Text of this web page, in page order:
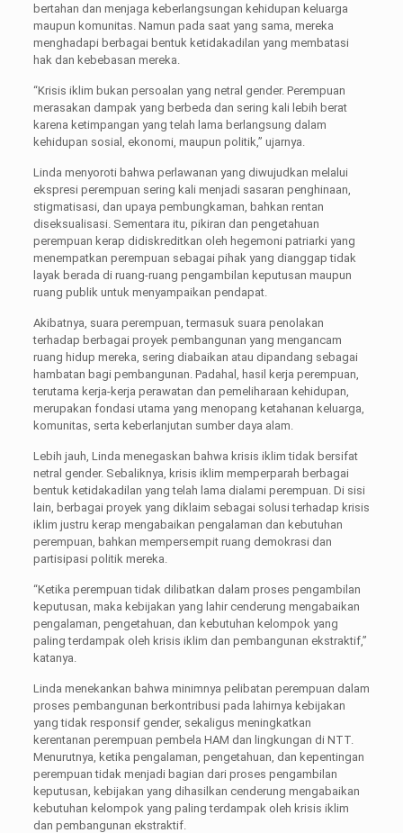
bertahan dan menjaga keberlangsungan kehidupan keluarga
maupun komunitas. Namun pada saat yang sama, mereka
menghadapi berbagai bentuk ketidakadilan yang membatasi
hak dan kebebasan mereka.
“Krisis iklim bukan persoalan yang netral gender. Perempuan
merasakan dampak yang berbeda dan sering kali lebih berat
karena ketimpangan yang telah lama berlangsung dalam
kehidupan sosial, ekonomi, maupun politik,” ujarnya.
Linda menyoroti bahwa perlawanan yang diwujudkan melalui
ekspresi perempuan sering kali menjadi sasaran penghinaan,
stigmatisasi, dan upaya pembungkaman, bahkan rentan
diseksualisasi. Sementara itu, pikiran dan pengetahuan
perempuan kerap didiskreditkan oleh hegemoni patriarki yang
menempatkan perempuan sebagai pihak yang dianggap tidak
layak berada di ruang-ruang pengambilan keputusan maupun
ruang publik untuk menyampaikan pendapat.
Akibatnya, suara perempuan, termasuk suara penolakan
terhadap berbagai proyek pembangunan yang mengancam
ruang hidup mereka, sering diabaikan atau dipandang sebagai
hambatan bagi pembangunan. Padahal, hasil kerja perempuan,
terutama kerja-kerja perawatan dan pemeliharaan kehidupan,
merupakan fondasi utama yang menopang ketahanan keluarga,
komunitas, serta keberlanjutan sumber daya alam.
Lebih jauh, Linda menegaskan bahwa krisis iklim tidak bersifat
netral gender. Sebaliknya, krisis iklim memperparah berbagai
bentuk ketidakadilan yang telah lama dialami perempuan. Di sisi
lain, berbagai proyek yang diklaim sebagai solusi terhadap krisis
iklim justru kerap mengabaikan pengalaman dan kebutuhan
perempuan, bahkan mempersempit ruang demokrasi dan
partisipasi politik mereka.
“Ketika perempuan tidak dilibatkan dalam proses pengambilan
keputusan, maka kebijakan yang lahir cenderung mengabaikan
pengalaman, pengetahuan, dan kebutuhan kelompok yang
paling terdampak oleh krisis iklim dan pembangunan ekstraktif,”
katanya.
Linda menekankan bahwa minimnya pelibatan perempuan dalam
proses pembangunan berkontribusi pada lahirnya kebijakan
yang tidak responsif gender, sekaligus meningkatkan
kerentanan perempuan pembela HAM dan lingkungan di NTT.
Menurutnya, ketika pengalaman, pengetahuan, dan kepentingan
perempuan tidak menjadi bagian dari proses pengambilan
keputusan, kebijakan yang dihasilkan cenderung mengabaikan
kebutuhan kelompok yang paling terdampak oleh krisis iklim
dan pembangunan ekstraktif.